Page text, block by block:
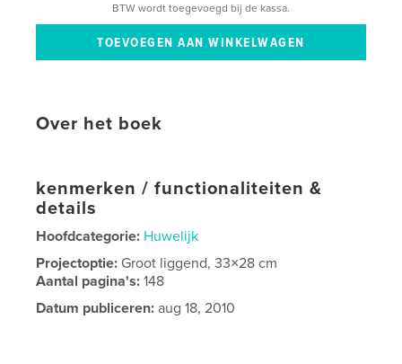
BTW wordt toegevoegd bij de kassa.
Over het boek
kenmerken / functionaliteiten &
details
Hoofdcategorie: Huwelijk
Projectoptie: Groot liggend, 33×28 cm
Aantal pagina's:148
Datum publiceren: aug 18, 2010